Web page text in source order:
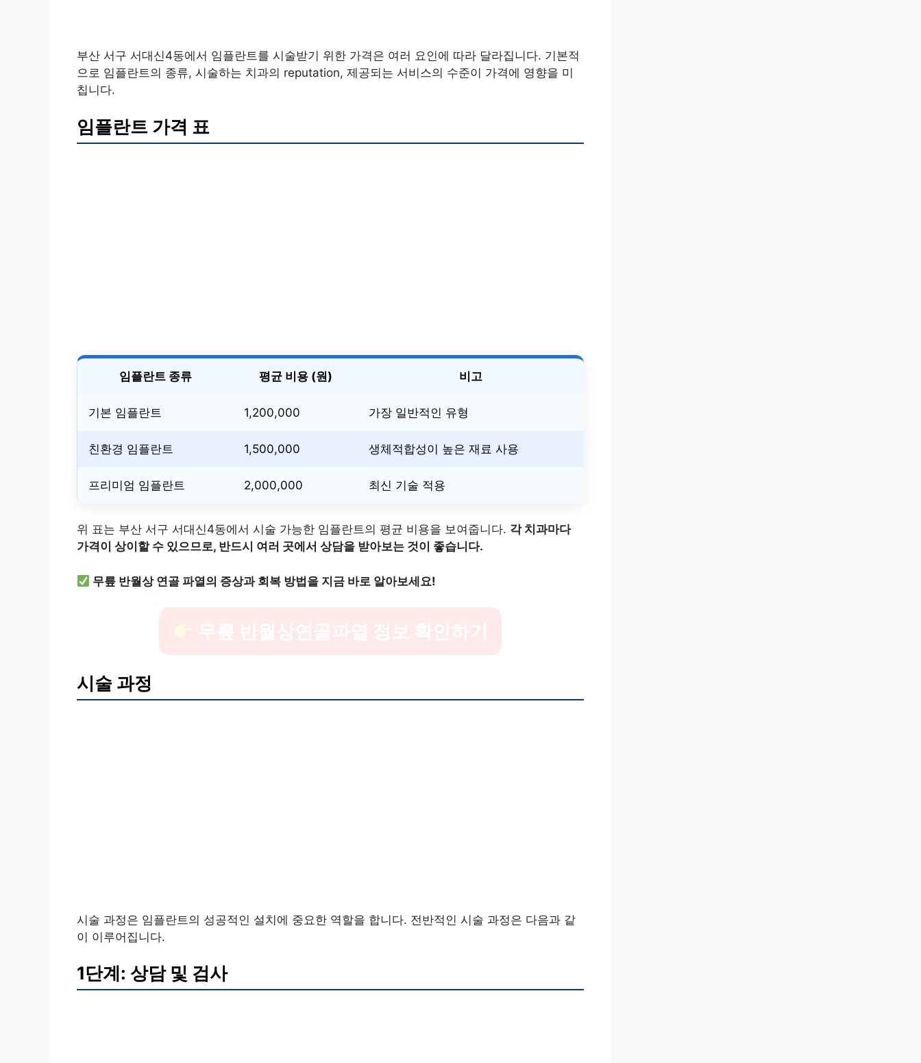
부산 서구 서대신4동에서 임플란트를 시술받기 위한 가격은 여러 요인에 따라 달라집니다. 기본적
으로 임플란트의 종류, 시술하는 치과의 reputation, 제공되는 서비스의 수준이 가격에 영향을 미
칩니다.
임플란트 가격 표
임플란트 종류 평균 비용 (원) 비고
기본 임플란트 1,200,000 가장 일반적인 유형
친환경 임플란트 1,500,000 생체적합성이 높은 재료 사용
프리미엄 임플란트 2,000,000 최신 기술 적용
위 표는 부산 서구 서대신4동에서 시술 가능한 임플란트의 평균 비용을 보여줍니다. 각 치과마다
가격이 상이할 수 있으므로, 반드시 여러 곳에서 상담을 받아보는 것이 좋습니다.
무릎 반월상 연골 파열의 증상과 회복 방법을 지금 바로 알아보세요!
시술 과정
시술 과정은 임플란트의 성공적인 설치에 중요한 역할을 합니다. 전반적인 시술 과정은 다음과 같
이 이루어집니다.
1단계: 상담 및 검사